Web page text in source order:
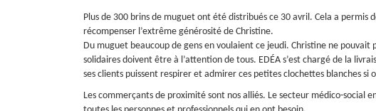
Plus de 300 brins de muguet ont été distribués ce 30 avril. Cela a permis
récompenser l’extrême générosité de Christine.
Du muguet beaucoup de gens en voulaient ce jeudi. Christine ne pouvait
solidaires doivent être à l’attention de tous. EDÉA s’est chargé de la
ses clients puissent respirer et admirer ces petites clochettes blanches si
Les commerçants de proximité sont nos alliés. Le secteur médico-social